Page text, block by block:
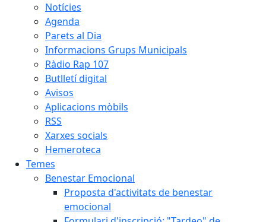
Notícies
Agenda
Parets al Dia
Informacions Grups Municipals
Ràdio Rap 107
Butlletí digital
Avisos
Aplicacions mòbils
RSS
Xarxes socials
Hemeroteca
Temes
Benestar Emocional
Proposta d'activitats de benestar
emocional